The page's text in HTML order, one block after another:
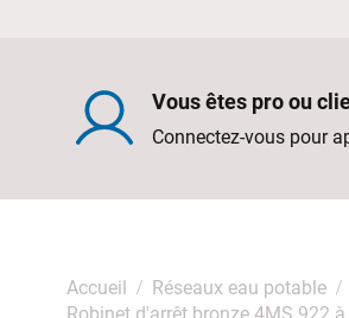
Vous êtes pro ou
Connectez-vous pour
Accueil Réseaux eau potable